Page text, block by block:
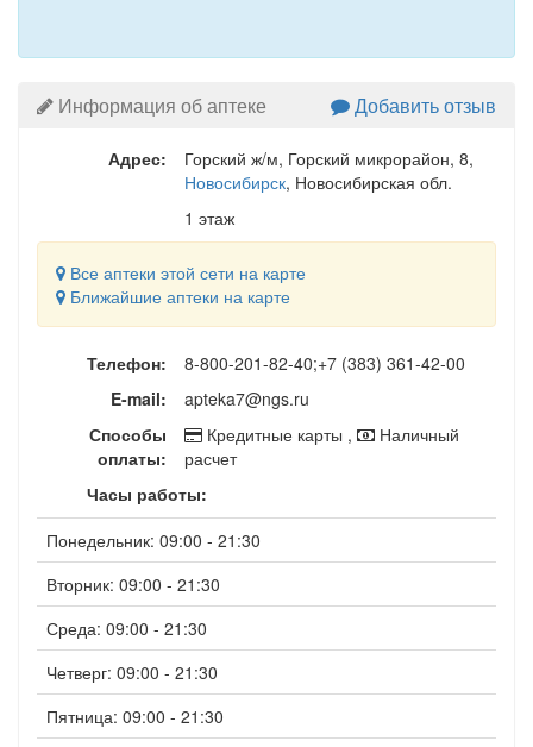
Информация об аптеке Добавить отзыв
Адрес: Горский ж/м, Горский микрорайон, 8,
Новосибирск, Новосибирская обл.
1 этаж
Все аптеки этой сети на карте
Ближайшие аптеки на карте
Телефон:
8-800-201-82-40;+7 (383) 361-42-00
E-mail:
apteka7@ngs.ru
Способы
оплаты:
Кредитные карты ,
Наличный
расчет
Часы работы:
Понедельник: 09:00 - 21:30
Вторник: 09:00 - 21:30
Среда: 09:00 - 21:30
Четверг: 09:00 - 21:30
Пятница: 09:00 - 21:30